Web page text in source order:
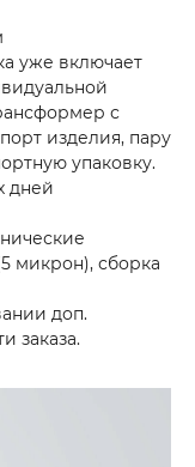
уже включает
с
изделия, пару
упаковку.
дней
микрон), сборка
доп.
заказа.